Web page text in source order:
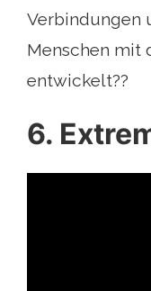
Verbindungen
Menschen mit
entwickelt??
6.